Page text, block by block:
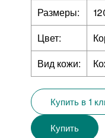
Размеры:
Цвет:
Вид кожи:
Купить в 1
Купить